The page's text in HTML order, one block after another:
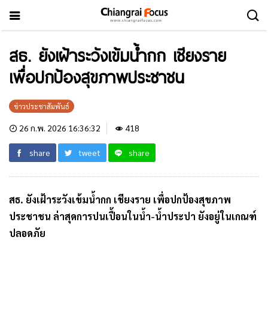
สธ. ยังเฝ้าระวังเข้มน้ำกก เชียงราย
เพื่อปกป้องสุขภาพประชาชน
ข่าวประชาสัมพันธ์
26 ก.พ. 2026 16:36:32 418
share tweet share
สธ. ยังเฝ้าระวังเข้มน้ำกก เชียงราย เพื่อปกป้องสุขภาพ
ประชาชน ล่าสุดการปนเปื้อนในน้ำ-น้ำประปา ยังอยู่ในเกณฑ์
ปลอดภัย